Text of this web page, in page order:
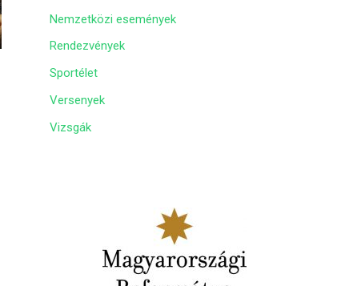
Nemzetközi események
Rendezvények
Sportélet
Versenyek
Vizsgák